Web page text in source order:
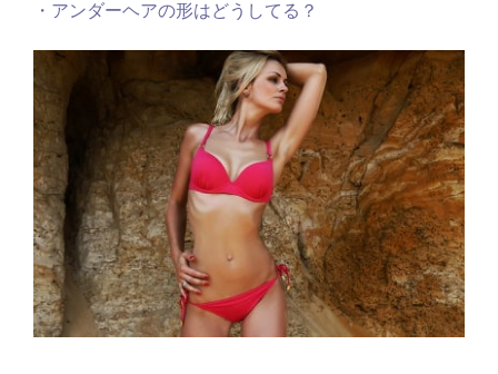
・アンダーヘアの形はどうしてる？